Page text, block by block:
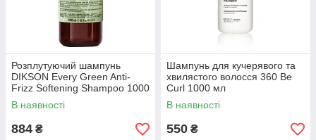
Розплутуючий шампунь
DIKSON Every Green Anti-
Frizz Softening Shampoo 1000
мл
В наявності
884 ₴
Шампунь для кучерявого та
хвилястого волосся 360 Be
Curl 1000 мл
В наявності
550 ₴